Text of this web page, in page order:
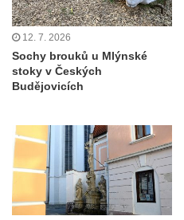
12. 7. 2026
Sochy brouků u Mlýnské
stoky v Českých
Budějovicích